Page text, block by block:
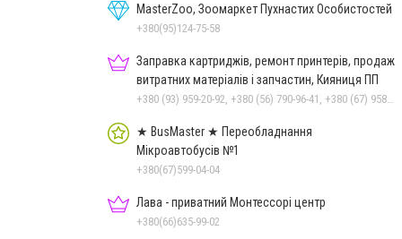
MasterZoo, Зоомаркет Пухнастих Особистостей
+380(95)124-75-58
Заправка картриджів, ремонт принтерів, продаж
витратних матеріалів і запчастин, Кияниця ПП
★ BusMaster ★ Переобладнання
Мікроавтобусів №1
+380(67)599-04-04
Лава - приватний Монтессорі центр
+380(66)635-99-02